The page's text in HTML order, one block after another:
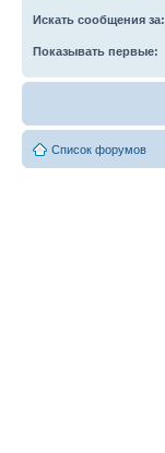
Искать сообщения за:
Показывать первые:
Список форумов